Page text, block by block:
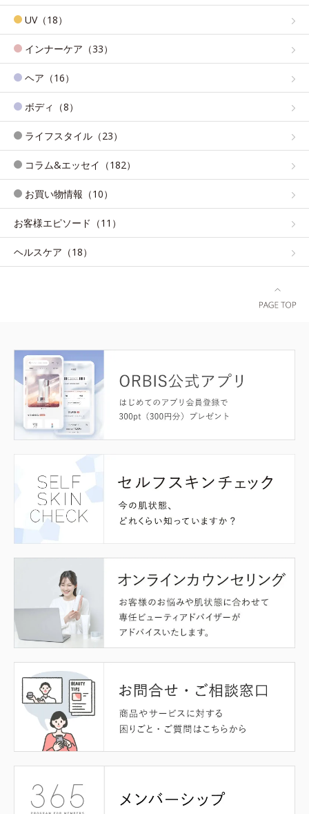
UV（18）
インナーケア（33）
ヘア（16）
ボディ（8）
ライフスタイル（23）
コラム&エッセイ（182）
お買い物情報（10）
お客様エピソード（11）
ヘルスケア（18）